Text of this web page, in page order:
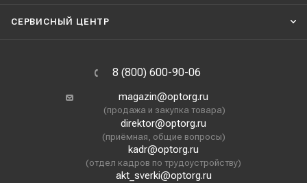
СЕРВИСНЫЙ ЦЕНТР
8 (800) 600-90-06
magazin@optorg.ru
(продажа и закупка товара)
direktor@optorg.ru
(приёмная, общие вопросы)
kadr@optorg.ru
(отдел кадров по трудоустройству)
akt_sverki@optorg.ru